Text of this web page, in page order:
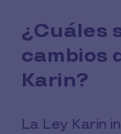
¿Cuáles
cambios
Karin?
La Ley Karin